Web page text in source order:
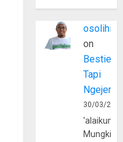
osolihin
on
Bestie
Tapi
30/03/
Mungkin